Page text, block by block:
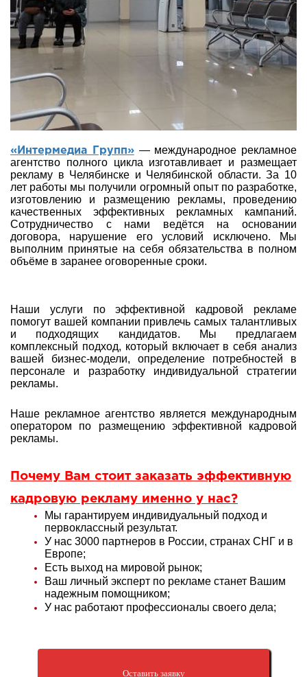
«Интермедиа Групп»— международное рекламное
агентство полного цикла изготавливает и размещает
рекламу в Челябинске и Челябинской области. За 10
лет работы мы получили огромный опыт по разработке,
изготовлению и размещению рекламы, проведению
качественных эффективных рекламных кампаний.
Сотрудничество с нами ведётся на основании
договора, нарушение его условий исключено. Мы
выполним принятые на себя обязательства в полном
объёме в заранее оговоренные сроки.
Наши услуги по эффективной кадровой рекламе
помогут вашей компании привлечь самых талантливых
и подходящих кандидатов. Мы предлагаем
комплексный подход, который включает в себя анализ
вашей бизнес-модели, определение потребностей в
персонале и разработку индивидуальной стратегии
рекламы.
Наше рекламное агентство является международным
оператором по размещению эффективной кадровой
рекламы.
Почему Вам стоит заказать эффективную
кадровую рекламу именно у нас?
Мы гарантируем индивидуальный подход и
первоклассный результат.
У нас 3000 партнеров в России, странах СНГ и в
Европе;
Есть выход на мировой рынок;
Ваш личный эксперт по рекламе станет Вашим
надежным помощником;
У нас работают профессионалы своего дела;
Оставить заявку